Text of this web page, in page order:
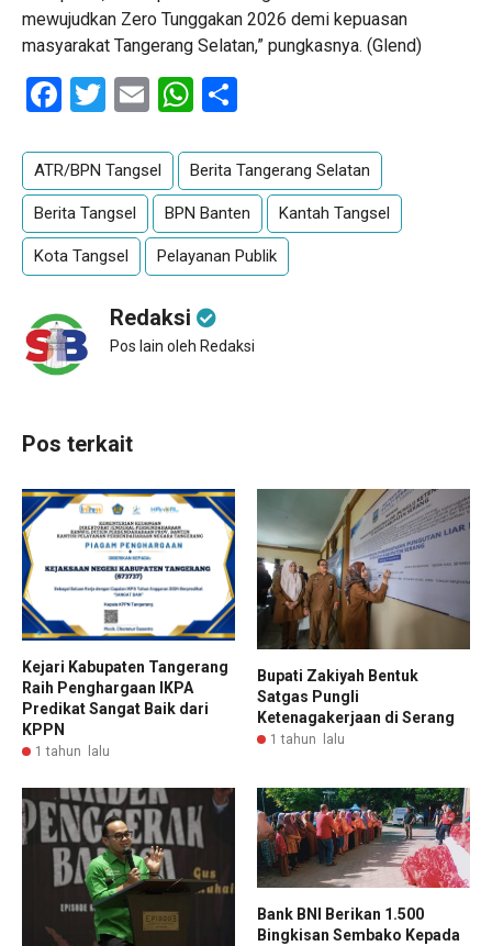
mewujudkan Zero Tunggakan 2026 demi kepuasan
masyarakat Tangerang Selatan,” pungkasnya. (Glend)
Facebook
Twitter
EmailWhatsApp
ATR/BPN Tangsel Berita Tangerang Selatan
Berita Tangsel BPN Banten Kantah Tangsel
Kota Tangsel Pelayanan Publik
Redaksi
Pos lain oleh Redaksi
Pos terkait
Kejari Kabupaten Tangerang
Raih Penghargaan IKPA
Predikat Sangat Baik dari
KPPN
1 tahun lalu
Bupati Zakiyah Bentuk
Satgas Pungli
Ketenagakerjaan di Serang
1 tahun lalu
Bank BNI Berikan 1.500
Bingkisan Sembako Kepada